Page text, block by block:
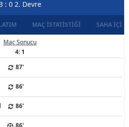
: 0 2. Devre
MAÇ İSTATISTIĞI SAHA İÇI
Maç Sonucu
4: 1
87'
86'
86'
86'